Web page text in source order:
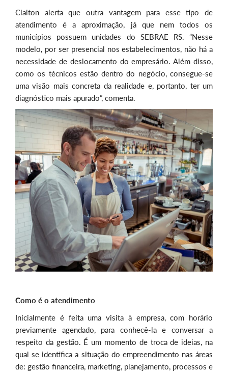
Claiton alerta que outra vantagem para esse tipo de
atendimento é a aproximação, já que nem todos os
municípios possuem unidades do SEBRAE RS. “Nesse
modelo, por ser presencial nos estabelecimentos, não há a
necessidade de deslocamento do empresário. Além disso,
como os técnicos estão dentro do negócio, consegue-se
uma visão mais concreta da realidade e, portanto, ter um
diagnóstico mais apurado”, comenta.
Como é o atendimento
Inicialmente é feita uma visita à empresa, com horário
previamente agendado, para conhecê-la e conversar a
respeito da gestão. É um momento de troca de ideias, na
qual se identifica a situação do empreendimento nas áreas
de: gestão financeira, marketing, planejamento, processos e